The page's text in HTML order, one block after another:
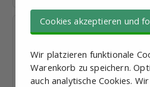
Kunststoff
€ 1,85exkl.
Mengenrabatt
Cookies akzeptieren und
Wir platzieren funktionale
Warenkorb zu speichern.
auch analytische Cookies.